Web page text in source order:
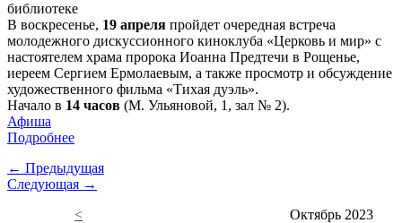
В воскресенье, 19 апреля пройдет очередная встреча
молодежного дискуссионного киноклуба «Церковь и мир» с
настоятелем храма пророка Иоанна Предтечи в Рощенье,
иереем Сергием Ермолаевым, а также просмотр и обсуждение
художественного фильма «Тихая дуэль».
Начало в 14 часов (М. Ульяновой, 1, зал № 2).
Афиша
Подробнее
← Предыдущая
Следующая →
<
Октябрь 2023